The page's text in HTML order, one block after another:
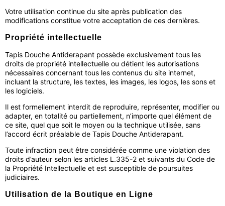
Votre utilisation continue du site après publication des
modifications constitue votre acceptation de ces dernières.
Propriété intellectuelle
Tapis Douche Antiderapant possède exclusivement tous les
droits de propriété intellectuelle ou détient les autorisations
nécessaires concernant tous les contenus du site internet,
incluant la structure, les textes, les images, les logos, les sons et
les logiciels.
Il est formellement interdit de reproduire, représenter, modifier ou
adapter, en totalité ou partiellement, n’importe quel élément de
ce site, quel que soit le moyen ou la technique utilisée, sans
l’accord écrit préalable de Tapis Douche Antiderapant.
Toute infraction peut être considérée comme une violation des
droits d’auteur selon les articles L.335-2 et suivants du Code de
la Propriété Intellectuelle et est susceptible de poursuites
judiciaires.
Utilisation de la Boutique en Ligne